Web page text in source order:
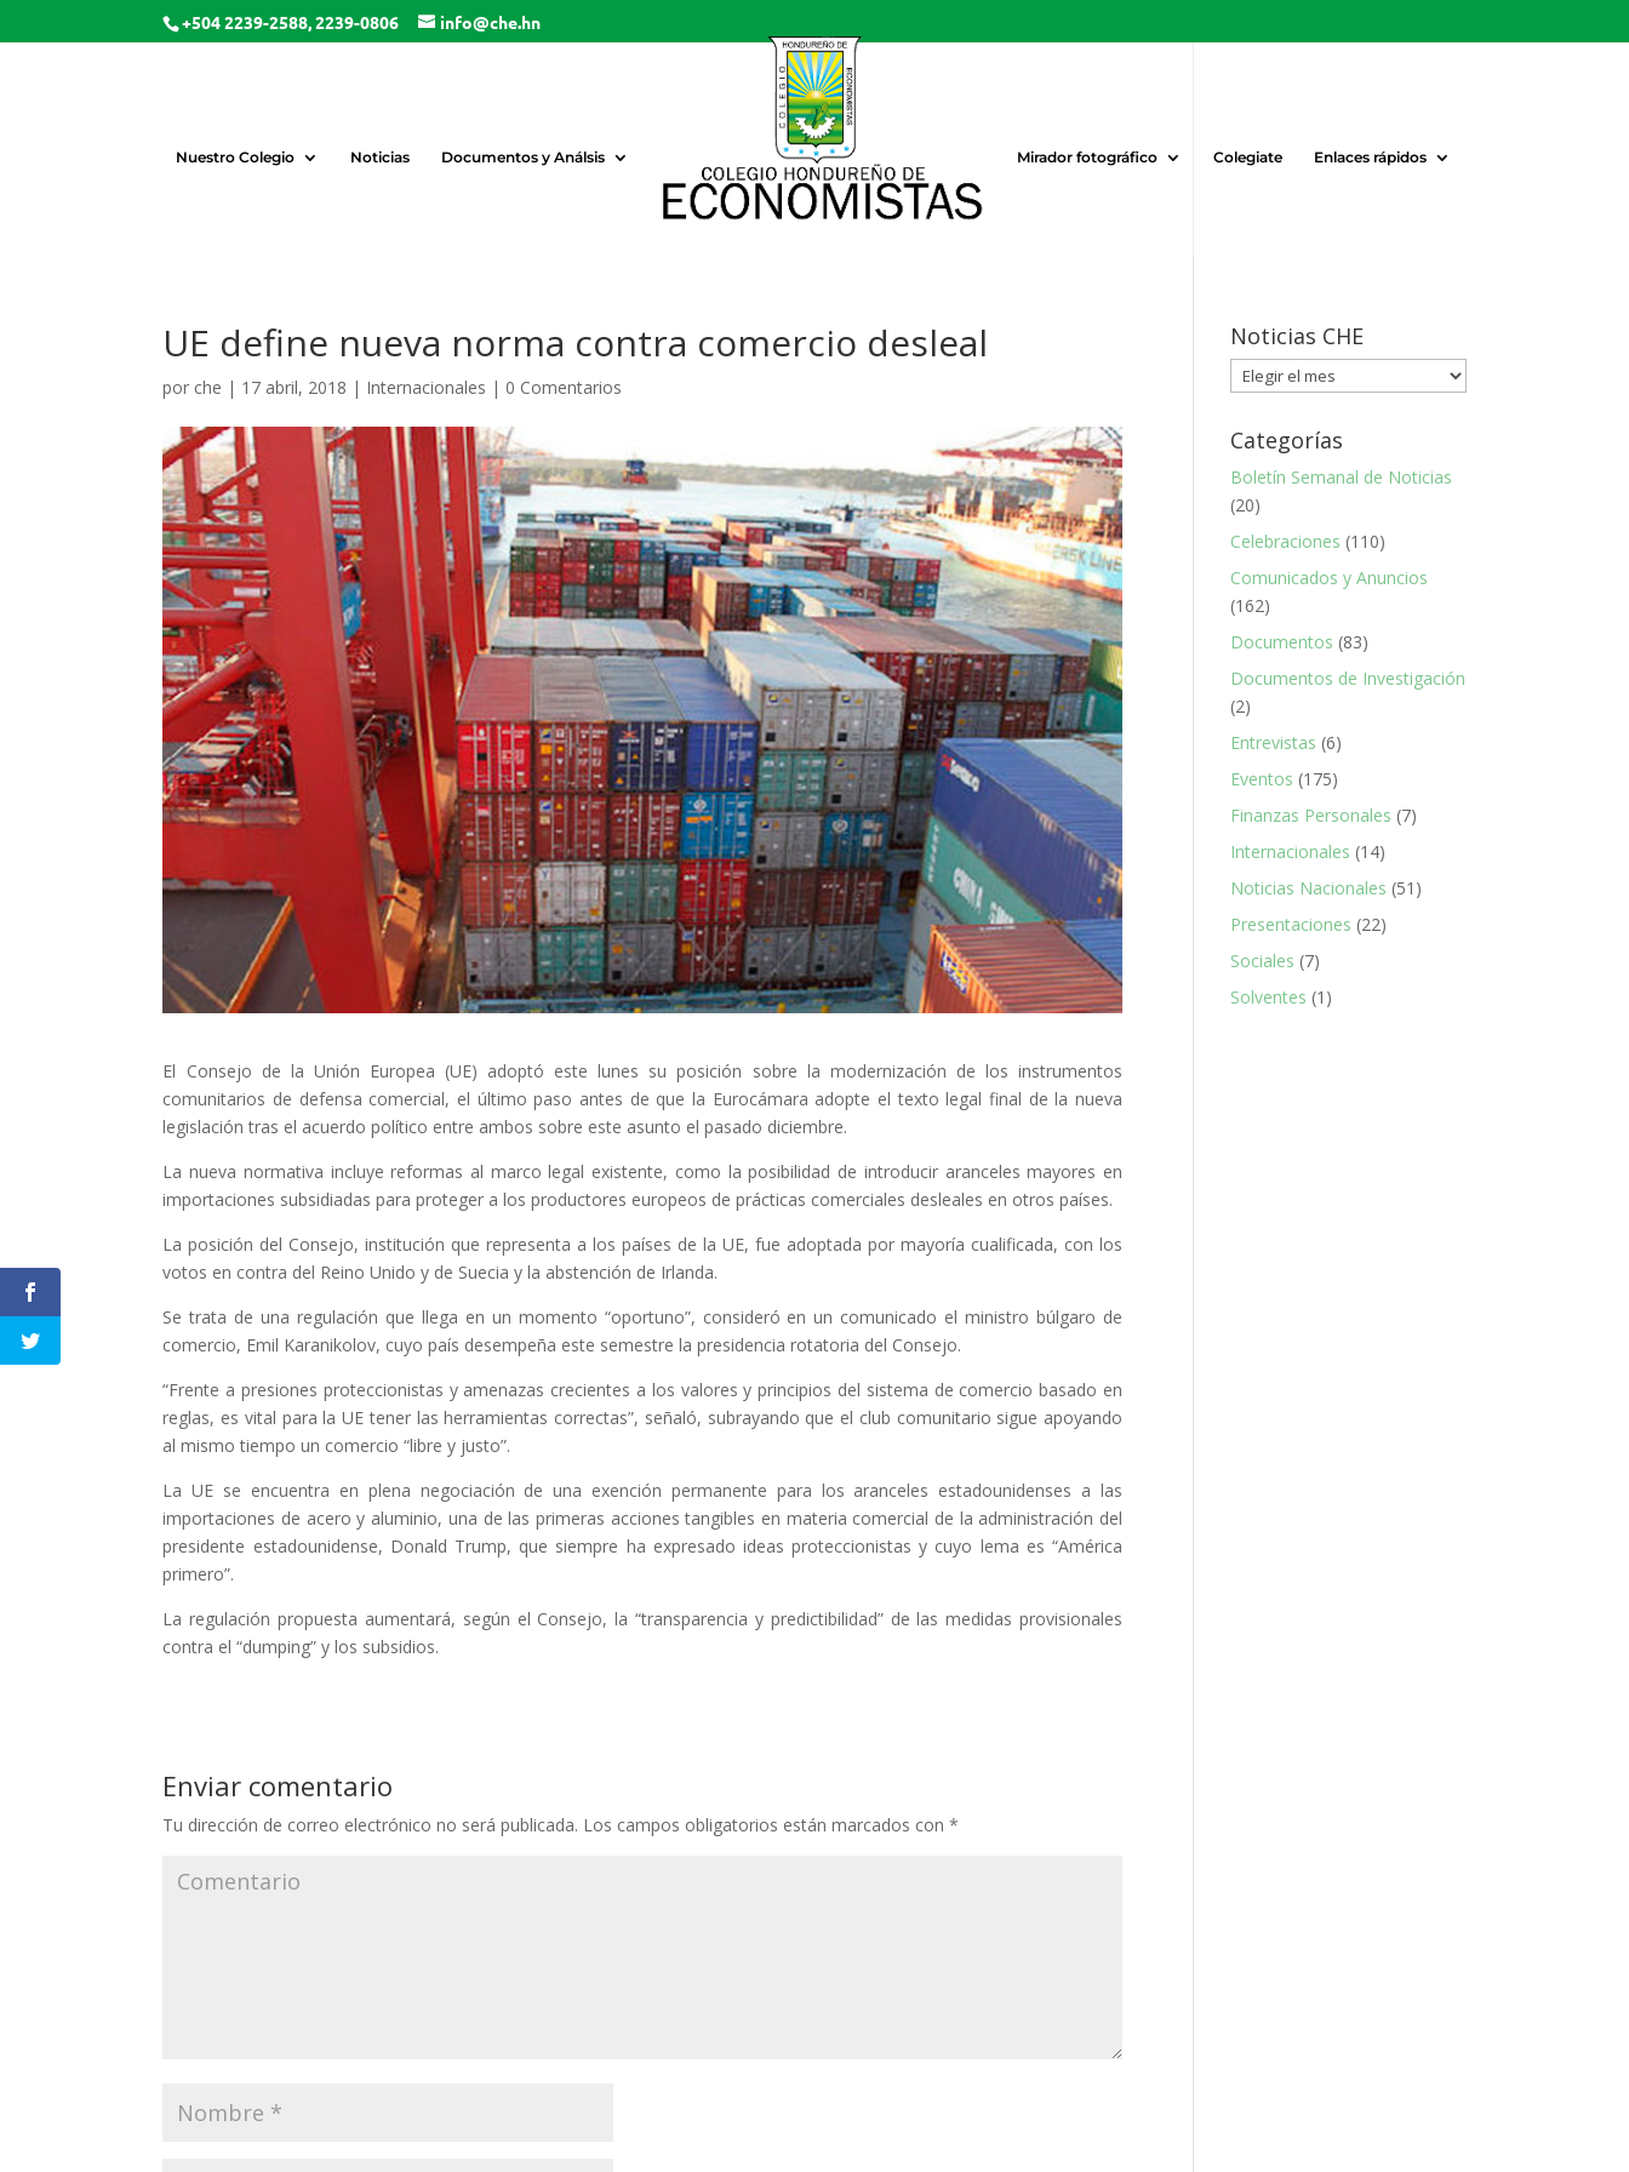
+504 2239-2588, 2239-0806 info@che.hn
Nuestro Colegio Noticias Documentos y Análsis Mirador fotográfico Colegiate Enlaces rápidos
UE define nueva norma contra comercio desleal
por che | 17 abril, 2018 | Internacionales | 0 Comentarios
El Consejo de la Unión Europea (UE) adoptó este lunes su posición sobre la modernización de los instrumentos
comunitarios de defensa comercial, el último paso antes de que la Eurocámara adopte el texto legal final de la nueva
legislación tras el acuerdo político entre ambos sobre este asunto el pasado diciembre.
La nueva normativa incluye reformas al marco legal existente, como la posibilidad de introducir aranceles mayores en
importaciones subsidiadas para proteger a los productores europeos de prácticas comerciales desleales en otros países.
La posición del Consejo, institución que representa a los países de la UE, fue adoptada por mayoría cualificada, con los
votos en contra del Reino Unido y de Suecia y la abstención de Irlanda.
Se trata de una regulación que llega en un momento “oportuno”, consideró en un comunicado el ministro búlgaro de
comercio, Emil Karanikolov, cuyo país desempeña este semestre la presidencia rotatoria del Consejo.
“Frente a presiones proteccionistas y amenazas crecientes a los valores y principios del sistema de comercio basado en
reglas, es vital para la UE tener las herramientas correctas”, señaló, subrayando que el club comunitario sigue apoyando
al mismo tiempo un comercio “libre y justo”.
La UE se encuentra en plena negociación de una exención permanente para los aranceles estadounidenses a las
importaciones de acero y aluminio, una de las primeras acciones tangibles en materia comercial de la administración del
presidente estadounidense, Donald Trump, que siempre ha expresado ideas proteccionistas y cuyo lema es “América
primero”.
La regulación propuesta aumentará, según el Consejo, la “transparencia y predictibilidad” de las medidas provisionales
contra el “dumping” y los subsidios.
Enviar comentario
Tu dirección de correo electrónico no será publicada. Los campos obligatorios están marcados con*
Noticias CHE
Noticias
CHE
Categorías
Boletín Semanal de Noticias
(20)
Celebraciones (110)
Comunicados y Anuncios
(162)
Documentos (83)
Documentos de Investigación
(2)
Entrevistas (6)
Eventos (175)
Finanzas Personales (7)
Internacionales (14)
Noticias Nacionales (51)
Presentaciones (22)
Sociales (7)
Solventes (1)